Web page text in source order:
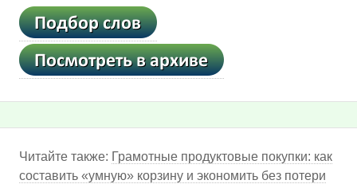
Читайте также: Грамотные продуктовые покупки: как
составить «умную» корзину и экономить без потери